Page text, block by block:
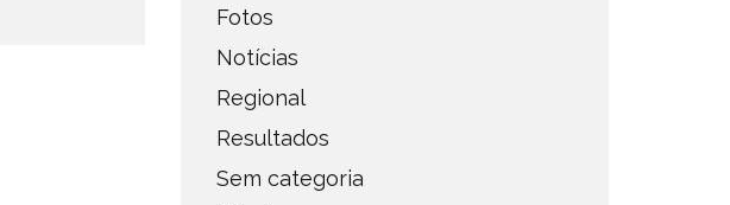
Fotos
Notícias
Regional
Resultados
Sem categoria